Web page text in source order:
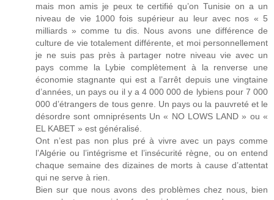
mais mon amis je peux te certifié qu’on Tunisie on a un
niveau de vie 1000 fois supérieur au leur avec nos « 5
milliards » comme tu dis. Nous avons une différence de
culture de vie totalement différente, et moi personnellement
je ne suis pas près à partager notre niveau vie avec un
pays comme la Lybie complètement à la renverse une
économie stagnante qui est a l’arrêt depuis une vingtaine
d’années, un pays ou il y a 4 000 000 de lybiens pour 7 000
000 d’étrangers de tous genre. Un pays ou la pauvreté et le
désordre sont omniprésents Un « NO LOWS LAND » ou «
EL KABET » est généralisé.
Ont n’est pas non plus pré à vivre avec un pays comme
l’Algérie ou l’intégrisme et l’insécurité règne, ou on entend
chaque semaine des dizaines de morts à cause d’attentat
qui ne serve à rien.
Bien sur que nous avons des problèmes chez nous, bien